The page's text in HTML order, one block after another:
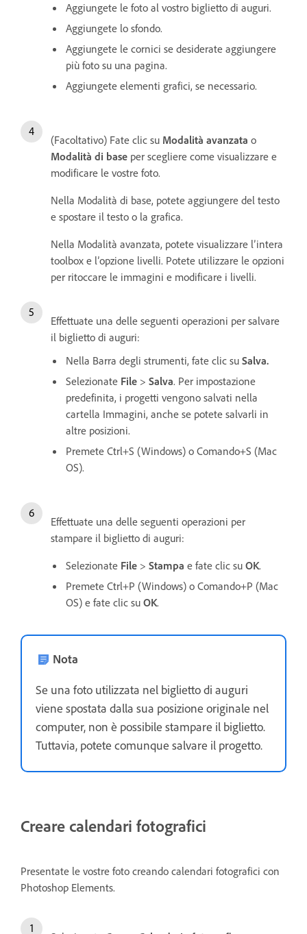
Aggiungete le foto al vostro biglietto di auguri.
Aggiungete lo sfondo.
Aggiungete le cornici se desiderate aggiungere
più foto su una pagina.
Aggiungete elementi grafici, se necessario.
(Facoltativo) Fate clic su Modalità avanzata o
Modalità di base per scegliere come visualizzare e
modificare le vostre foto.
Nella Modalità di base, potete aggiungere del testo
e spostare il testo o la grafica.
Nella Modalità avanzata, potete visualizzare l’intera
toolbox e l’opzione livelli. Potete utilizzare le opzioni
per ritoccare le immagini e modificare i livelli.
Effettuate una delle seguenti operazioni per salvare
il biglietto di auguri:
Nella Barra degli strumenti, fate clic su Salva.
Selezionate File > Salva. Per impostazione
predefinita, i progetti vengono salvati nella
cartella Immagini, anche se potete salvarli in
altre posizioni.
Premete Ctrl+S (Windows) o Comando+S (Mac
OS).
Effettuate una delle seguenti operazioni per
stampare il biglietto di auguri:
Selezionate File > Stampa e fate clic su OK.
Premete Ctrl+P (Windows) o Comando+P (Mac
OS) e fate clic su OK.
Nota
Se una foto utilizzata nel biglietto di auguri
viene spostata dalla sua posizione originale nel
computer, non è possibile stampare il biglietto.
Tuttavia, potete comunque salvare il progetto.
Creare calendari fotografici
Presentate le vostre foto creando calendari fotografici con
Photoshop Elements.